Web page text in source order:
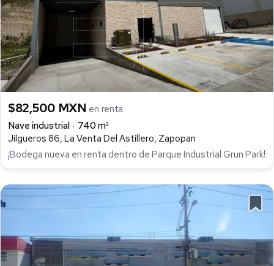
$82,500 MXN en renta
Nave industrial
740 m²
Jilgueros 86, La Venta Del Astillero, Zapopan
¡Bodega nueva en renta dentro de Parque Industrial Grun Park!